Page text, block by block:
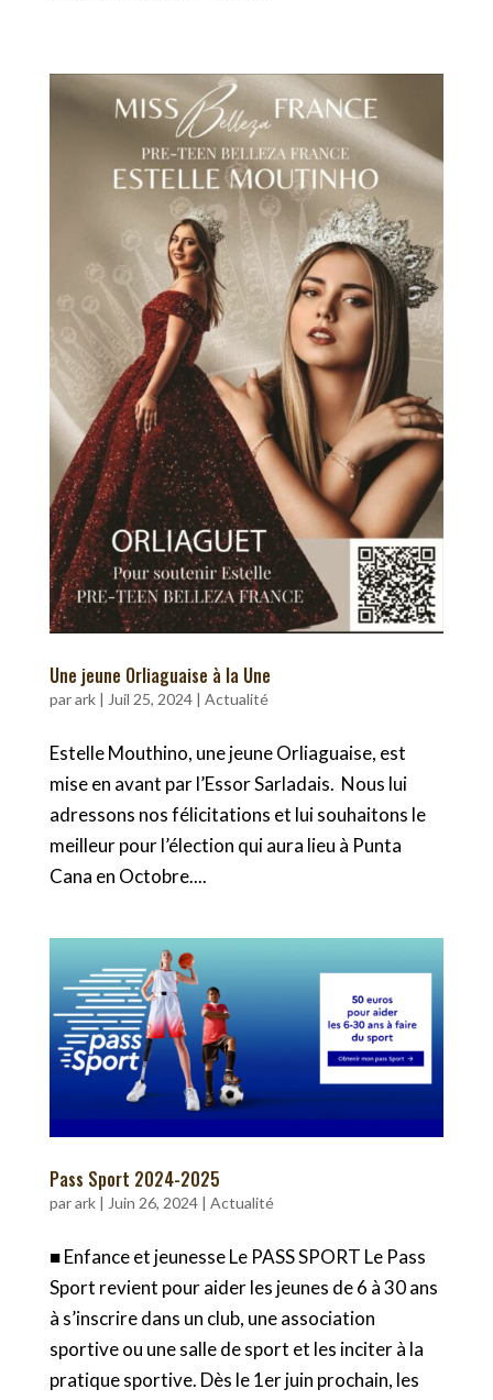
Une jeune Orliaguaise à la Une
parark| Juil 25, 2024| Actualité
Estelle Mouthino, une jeune Orliaguaise, est
mise en avant par l’Essor Sarladais. Nous lui
adressons nos félicitations et lui souhaitons le
meilleur pour l’élection qui aura lieu à Punta
Cana en Octobre....
Pass Sport 2024-2025
parark| Juin 26, 2024| Actualité
■ Enfance et jeunesse Le PASS SPORT Le Pass
Sport revient pour aider les jeunes de 6 à 30 ans
à s’inscrire dans un club, une association
sportive ou une salle de sport et les inciter à la
pratique sportive. Dès le 1er juin prochain, les